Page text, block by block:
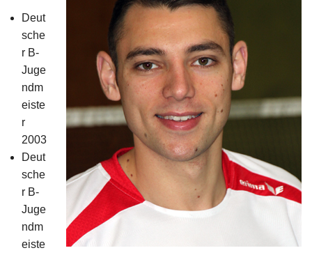
Deut
sche
r B-
Juge
ndm
eiste
r
2003
Deut
sche
r B-
Juge
ndm
eiste